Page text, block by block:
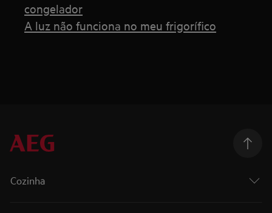
congelador
A luz não funciona no meu frigorífico
Cozinha